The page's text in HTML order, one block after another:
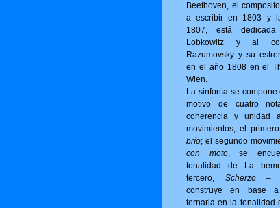
Beethoven, el
a escribir en 1803 y
1807, está
Lobkowitz y al
Razumovsky y su
en el año 1808 en el
Wien.
La sinfonía se
motivo de cuatro
coherencia y unidad
movimientos, el
brío; el segundo
con moto, se
tonalidad de La
tercero, Scherzo –
construye en base
ternaria en la tonalidad